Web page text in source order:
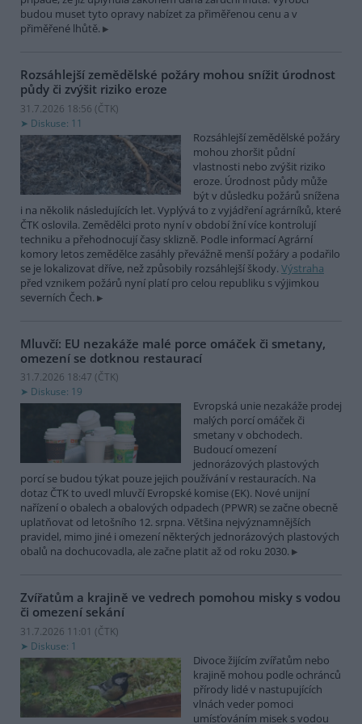
budou muset tyto opravy nabízet za přiměřenou cenu a v
přiměřené lhůtě.
Rozsáhlejší zemědělské požáry mohou snížit úrodnost
půdy či zvýšit riziko eroze
31.7.2026 18:56 (ČTK)
Diskuse: 11
Rozsáhlejší zemědělské požáry
mohou zhoršit půdní
vlastnosti nebo zvýšit riziko
eroze. Úrodnost půdy může
být v důsledku požárů snížena
i na několik následujících let. Vyplývá to z vyjádření agrárníků, které
ČTK oslovila. Zemědělci proto nyní v období žní více kontrolují
techniku a přehodnocují časy sklizně. Podle informací Agrární
komory letos zemědělce zasáhly převážně menší požáry a podařilo
se je lokalizovat dříve, než způsobily rozsáhlejší škody. Výstraha
před vznikem požárů nyní platí pro celou republiku s výjimkou
severních Čech.
Mluvčí: EU nezakáže malé porce omáček či smetany,
omezení se dotknou restaurací
31.7.2026 18:47 (ČTK)
Diskuse: 19
Evropská unie nezakáže prodej
malých porcí omáček či
smetany v obchodech.
Budoucí omezení
jednorázových plastových
porcí se budou týkat pouze jejich používání v restauracích. Na
dotaz ČTK to uvedl mluvčí Evropské komise (EK). Nové unijní
nařízení o obalech a obalových odpadech (PPWR) se začne obecně
uplatňovat od letošního 12. srpna. Většina nejvýznamnějších
pravidel, mimo jiné i omezení některých jednorázových plastových
obalů na dochucovadla, ale začne platit až od roku 2030.
Zvířatům a krajině ve vedrech pomohou misky s vodou
či omezení sekání
31.7.2026 11:01 (ČTK)
Diskuse: 1
Divoce žijícím zvířatům nebo
krajině mohou podle ochránců
přírody lidé v nastupujících
vlnách veder pomoci
umísťováním misek s vodou